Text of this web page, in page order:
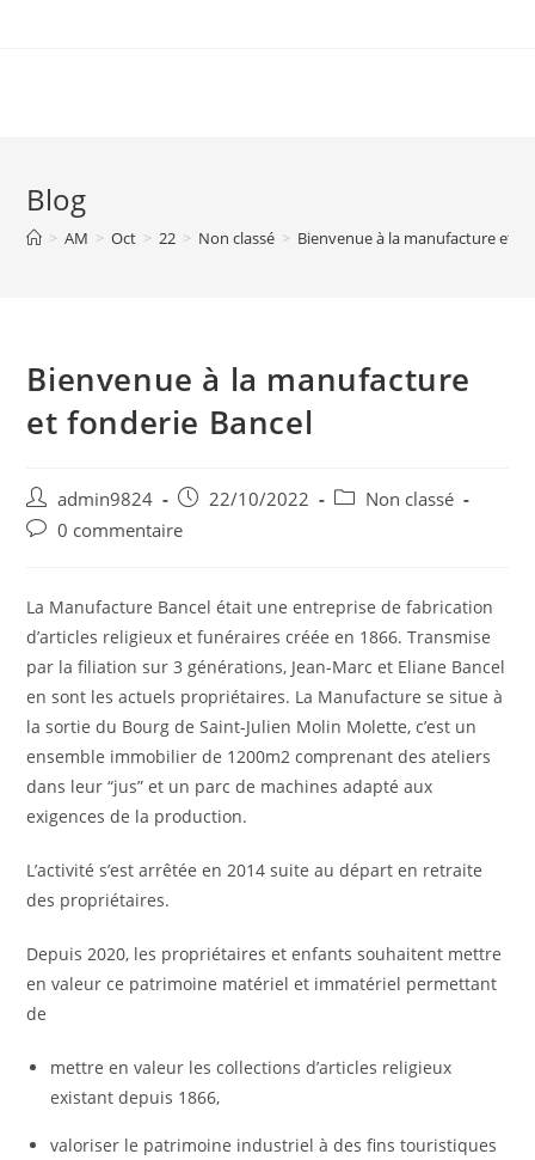
Blog
> AM > Oct > 22 > Non classé > Bienvenue à la manufacture et
Bienvenue à la manufacture
et fonderie Bancel
Auteur/autrice
de
admin9824
Post
published:
22/10/2022
PostNon classé
Post0 commentaire
La Manufacture Bancel était une entreprise de fabrication
d’articles religieux et funéraires créée en 1866. Transmise
par la filiation sur 3 générations, Jean-Marc et Eliane Bancel
en sont les ac­tuels propriétaires. La Manufacture se situe à
la sortie du Bourg de Saint-Julien Molin Molette, c’est un
ensemble immobilier de 1200m2 comprenant des ateliers
dans leur “jus” et un parc de machines adapté aux
exigences de la production.
L’activité s’est arrêtée en 2014 suite au départ en retraite
des propriétaires.
Depuis 2020, les propriétaires et enfants souhaitent mettre
en valeur ce patrimoine matériel et immatériel permettant
de
mettre en valeur les collections d’articles religieux
existant depuis 1866,
valoriser le patrimoine industriel à des fins touristiques